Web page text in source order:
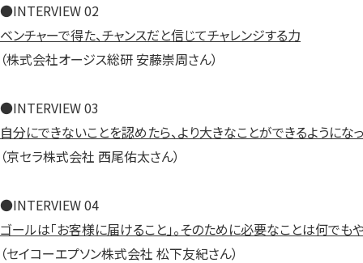
●INTERVIEW 02
ベンチャーで得た、チャンスだと信じてチャレンジする力
（株式会社オージス総研 安藤崇周さん）
●INTERVIEW 03
自分にできないことを認めたら、より大きなことができるようにな
（京セラ株式会社 西尾佑太さん）
●INTERVIEW 04
ゴールは「お客様に届けること」。そのために必要なことは何でも
（セイコーエプソン株式会社 松下友紀さん）